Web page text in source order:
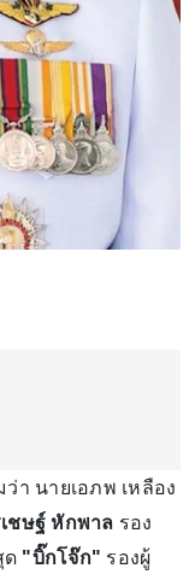
า นายเอภพ เหลือง
ชษฐ์ หักพาล รอง
ด "บิ๊กโจ๊ก" รองผู้